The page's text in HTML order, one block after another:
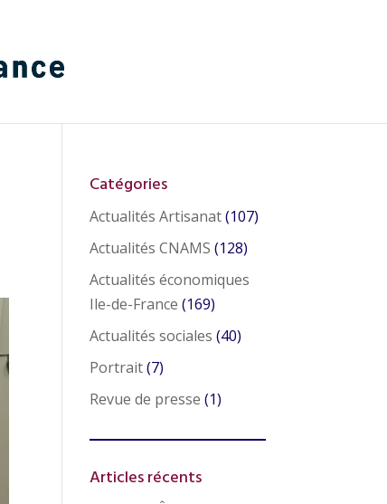
Catégories
Actualités Artisanat(107)
Actualités CNAMS (128)
Actualités économiques
Ile-de-France (169)
Actualités sociales (40)
Portrait(7)
Revue de presse (1)
Articles récents